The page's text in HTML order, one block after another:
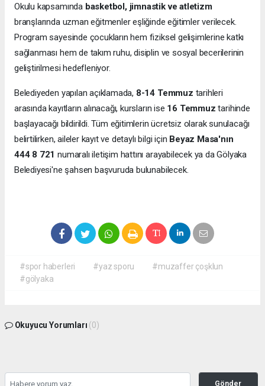
Okulu kapsamında basketbol, jimnastik ve atletizm
branşlarında uzman eğitmenler eşliğinde eğitimler verilecek.
Program sayesinde çocukların hem fiziksel gelişimlerine katkı
sağlanması hem de takım ruhu, disiplin ve sosyal becerilerinin
geliştirilmesi hedefleniyor.
Belediyeden yapılan açıklamada, 8-14 Temmuz tarihleri
arasında kayıtların alınacağı, kursların ise 16 Temmuz tarihinde
başlayacağı bildirildi. Tüm eğitimlerin ücretsiz olarak sunulacağı
belirtilirken, aileler kayıt ve detaylı bilgi için Beyaz Masa'nın
444 8 721 numaralı iletişim hattını arayabilecek ya da Gölyaka
Belediyesi'ne şahsen başvuruda bulunabilecek.
#spor haberleri #yaz sporu
#muzaffer çoşklun
#gölyaka
Okuyucu Yorumları (0)
Gönder